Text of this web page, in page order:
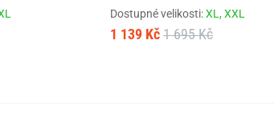
Dostupné velikosti:XL,XXL
1 139 Kč 1 695 Kč